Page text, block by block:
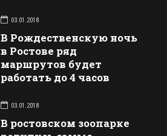
03.01.2018
В Рождественскую ночь
в Ростове ряд
маршрутов будет
работать до 4 часов
03.01.2018
В ростовском зоопарке